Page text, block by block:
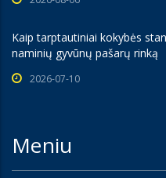
Kaip tarptautiniai kokybės
naminių gyvūnų pašarų rinką
2026-07-10
Meniu